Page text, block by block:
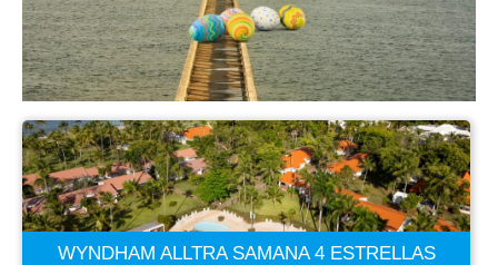
WYNDHAM ALLTRA SAMANA 4 ESTRELLAS